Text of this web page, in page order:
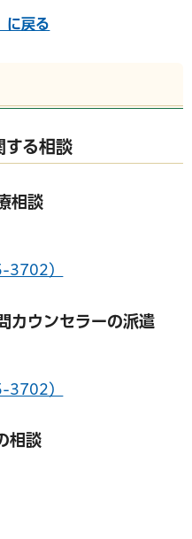
に戻る
する相談
相談
3702）
カウンセラーの派遣
3702）
相談